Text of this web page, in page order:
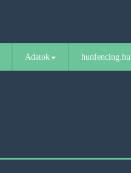
Adatok hunfencing.hu